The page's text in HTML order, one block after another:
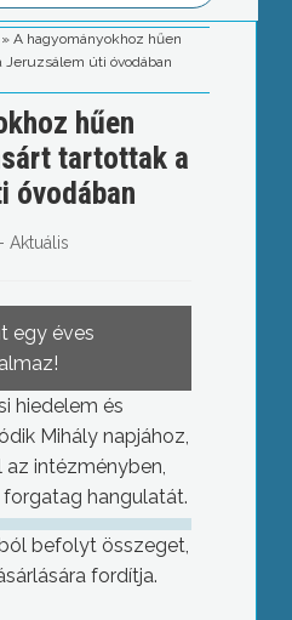
»A hagyományokhoz hűen
Jeruzsálem úti óvodában
hűen
tartottak a
óvodában
Aktuális
egy éves
hiedelem és
Mihály napjához,
az intézményben,
hangulatát.
befolyt összeget,
fordítja.